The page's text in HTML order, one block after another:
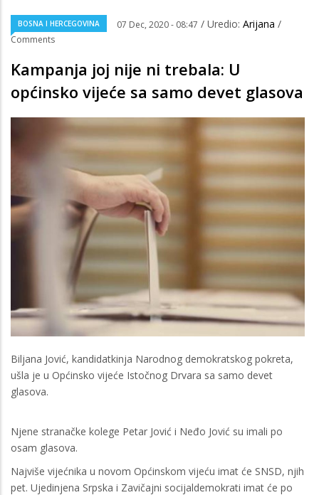
BOSNA I HERCEGOVINA 07 Dec, 2020 - 08:47 / Uredio: Arijana /
Comments
Kampanja joj nije ni trebala: U
općinsko vijeće sa samo devet glasova
Biljana Jović, kandidatkinja Narodnog demokratskog pokreta,
ušla je u Općinsko vijeće Istočnog Drvara sa samo devet
glasova.
Njene stranačke kolege Petar Jović i Neđo Jović su imali po
osam glasova.
Najviše vijećnika u novom Općinskom vijeću imat će SNSD, njih
pet. Ujedinjena Srpska i Zavičajni socijaldemokrati imat će po